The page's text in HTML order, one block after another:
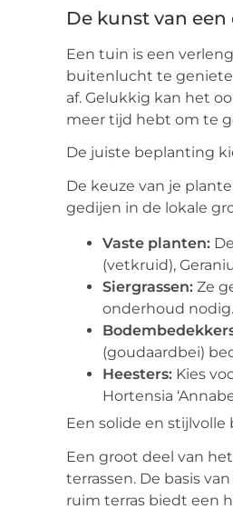
De kunst van
Een tuin is een
buitenlucht te
af. Gelukkig kan het
meer tijd hebt om te
De juiste beplanting
De keuze van je
gedijen in de lokale
Vaste planten:
(vetkruid),
Siergrassen: Ze
onderhoud
(goudaardbei)
Heesters: Kies
Hortensia
Een solide en stijlvolle
Een groot deel van
terrassen. De basis
ruim terras biedt een